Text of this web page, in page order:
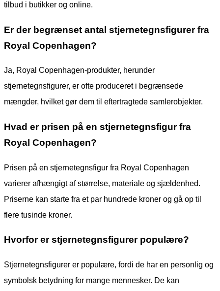
tilbud i butikker og online.
Er der begrænset antal stjernetegnsfigurer fra
Royal Copenhagen?
Ja, Royal Copenhagen-produkter, herunder
stjernetegnsfigurer, er ofte produceret i begrænsede
mængder, hvilket gør dem til eftertragtede samlerobjekter.
Hvad er prisen på en stjernetegnsfigur fra
Royal Copenhagen?
Prisen på en stjernetegnsfigur fra Royal Copenhagen
varierer afhængigt af størrelse, materiale og sjældenhed.
Priserne kan starte fra et par hundrede kroner og gå op til
flere tusinde kroner.
Hvorfor er stjernetegnsfigurer populære?
Stjernetegnsfigurer er populære, fordi de har en personlig og
symbolsk betydning for mange mennesker. De kan